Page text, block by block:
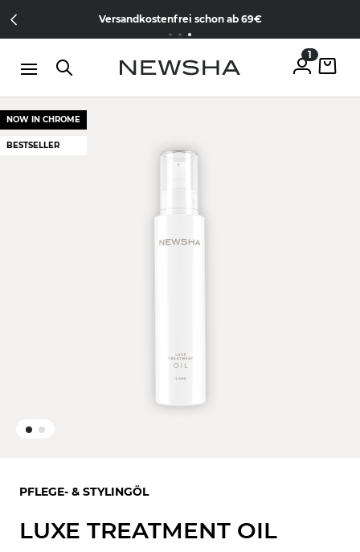
NEW IN: The Iconic Limited Chrome Collection
15% Wilkommens-Rabatt
kostenlos anmelden
Versandkostenfrei schon ab 69€
1
NOW IN CHROME
BESTSELLER
PFLEGE- & STYLINGÖL
LUXE TREATMENT OIL